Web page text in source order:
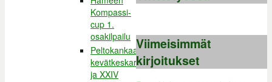
Kompassi-
cup 1.
osakilpailu
Peltokankaan
kevätkeskari
ja XXIV
Viimeisimmät
kirjoitukset